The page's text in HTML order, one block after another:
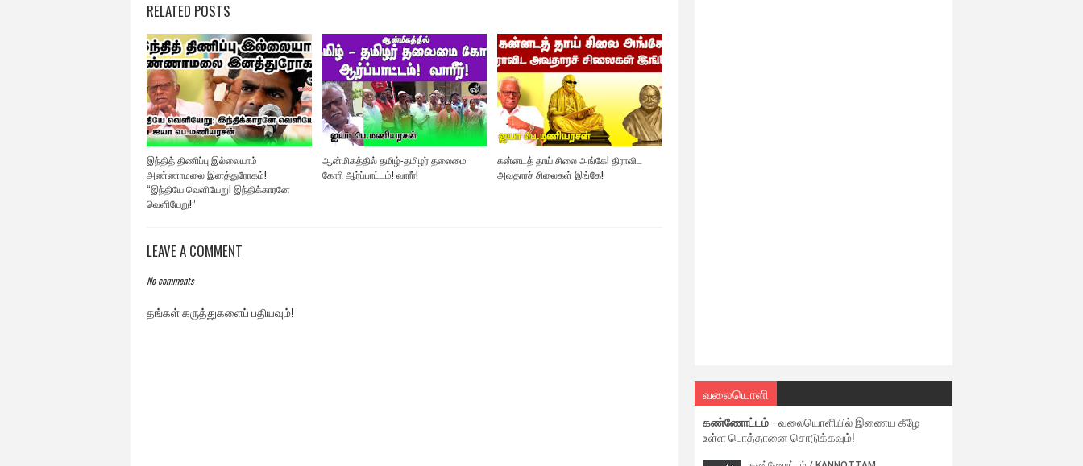
RELATED POSTS
இந்தித் திணிப்பு இல்லையாம்
அண்ணாமலை இனத்துரோகம்!
“இந்தியே வெளியேறு! இந்திக்காரனே
வெளியேறு!”
ஆன்மிகத்தில் தமிழ்-தமிழர் தலைமை
கோரி ஆர்ப்பாட்டம்! வாரீர்!
கன்னடத் தாய் சிலை அங்கே! திராவிட
அவதாரச் சிலைகள் இங்கே!
LEAVE A COMMENT
No comments
தங்கள் கருத்துகளைப் பதியவும்!
வலையொளி
கண்ணோட்டம் - வலையொளியில் இணைய கீழே
உள்ள பொத்தானை சொடுக்கவும்!